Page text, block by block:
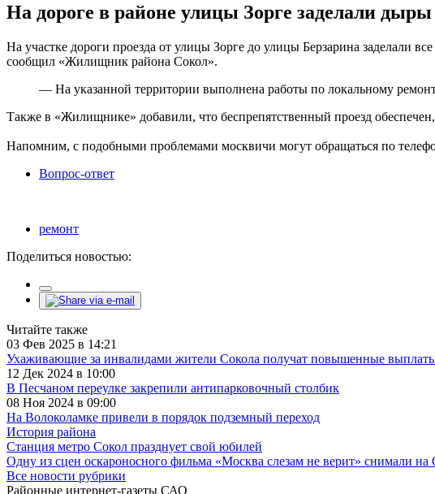
На дороге в районе улицы Зорге заделали дыры
На участке дороги проезда от улицы Зорге до улицы Берзарина заделали
сообщил «Жилищник района Сокол».
— На указанной территории выполнена работы по локальному
Также в «Жилищнике» добавили, что беспрепятственный проезд
Напомним, с подобными проблемами москвичи могут обращаться по
Вопрос-ответ
ремонт
Поделиться новостью:
Читайте также
03 Фев 2025 в 14:21
Ухаживающие за инвалидами жители Сокола получат повышенные
12 Дек 2024 в 10:00
В Песчаном переулке закрепили антипарковочный столбик
08 Ноя 2024 в 09:00
На Волоколамке привели в порядок подземный переход
История района
Станция метро Сокол празднует свой юбилей
Одну из сцен оскароносного фильма «Москва слезам не верит» снимали на
Все новости рубрики
Районные интернет-газеты САО